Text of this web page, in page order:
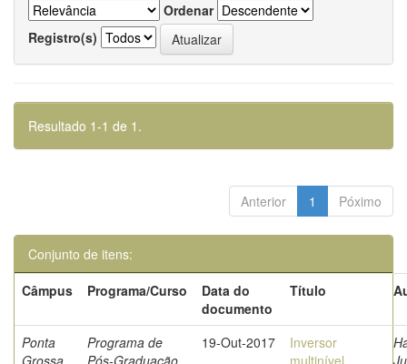
Ordenar
Registro(s)
Resultado 1-1 de 1.
Anterior 1 Póximo
Conjunto de itens:
Câmpus
Programa/Curso
Data do
documento
Título
Ponta
Grossa
Programa de
Pós-Graduação
19-Out-2017
Inversor
multinível